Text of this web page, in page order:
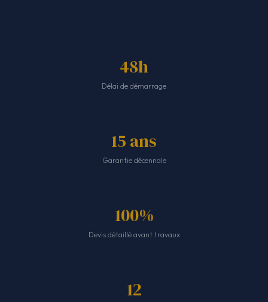
48h
Délai de démarrage
15 ans
Garantie décennale
100%
Devis détaillé avant travaux
12